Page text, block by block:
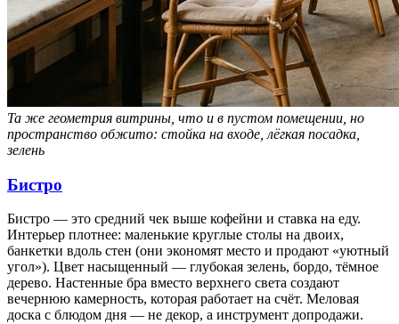
Та же геометрия витрины, что и в пустом помещении, но
пространство обжито: стойка на входе, лёгкая посадка,
зелень
Бистро
Бистро — это средний чек выше кофейни и ставка на еду.
Интерьер плотнее: маленькие круглые столы на двоих,
банкетки вдоль стен (они экономят место и продают «уютный
угол»). Цвет насыщенный — глубокая зелень, бордо, тёмное
дерево. Настенные бра вместо верхнего света создают
вечернюю камерность, которая работает на счёт. Меловая
доска с блюдом дня — не декор, а инструмент допродажи.